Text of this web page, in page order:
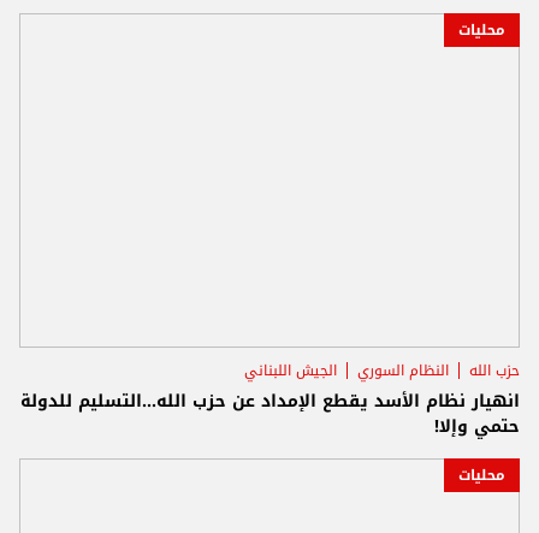
محليات
حزب الله النظام السوري الجيش اللبناني
انهيار نظام الأسد يقطع الإمداد عن حزب الله...التسليم للدولة
حتمي وإلا!
محليات